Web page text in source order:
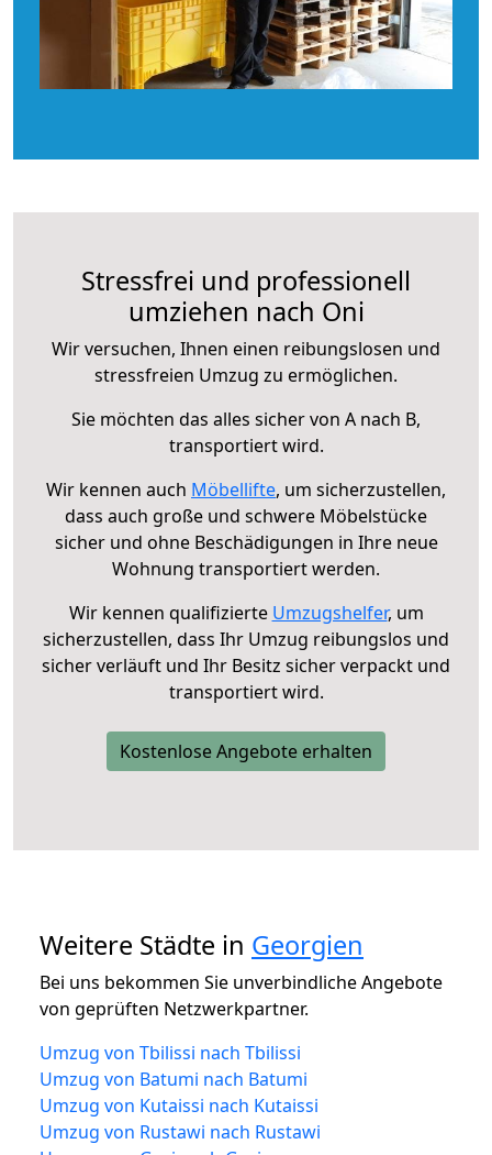
Stressfrei und professionell
umziehen nach Oni
Wir versuchen, Ihnen einen reibungslosen und
stressfreien Umzug zu ermöglichen.
Sie möchten das alles sicher von A nach B,
transportiert wird.
Wir kennen auch Möbellifte, um sicherzustellen,
dass auch große und schwere Möbelstücke
sicher und ohne Beschädigungen in Ihre neue
Wohnung transportiert werden.
Wir kennen qualifizierte Umzugshelfer, um
sicherzustellen, dass Ihr Umzug reibungslos und
sicher verläuft und Ihr Besitz sicher verpackt und
transportiert wird.
Kostenlose Angebote erhalten
Weitere Städte in Georgien
Bei uns bekommen Sie unverbindliche Angebote
von geprüften Netzwerkpartner.
Umzug von Tbilissi nach Tbilissi
Umzug von Batumi nach Batumi
Umzug von Kutaissi nach Kutaissi
Umzug von Rustawi nach Rustawi